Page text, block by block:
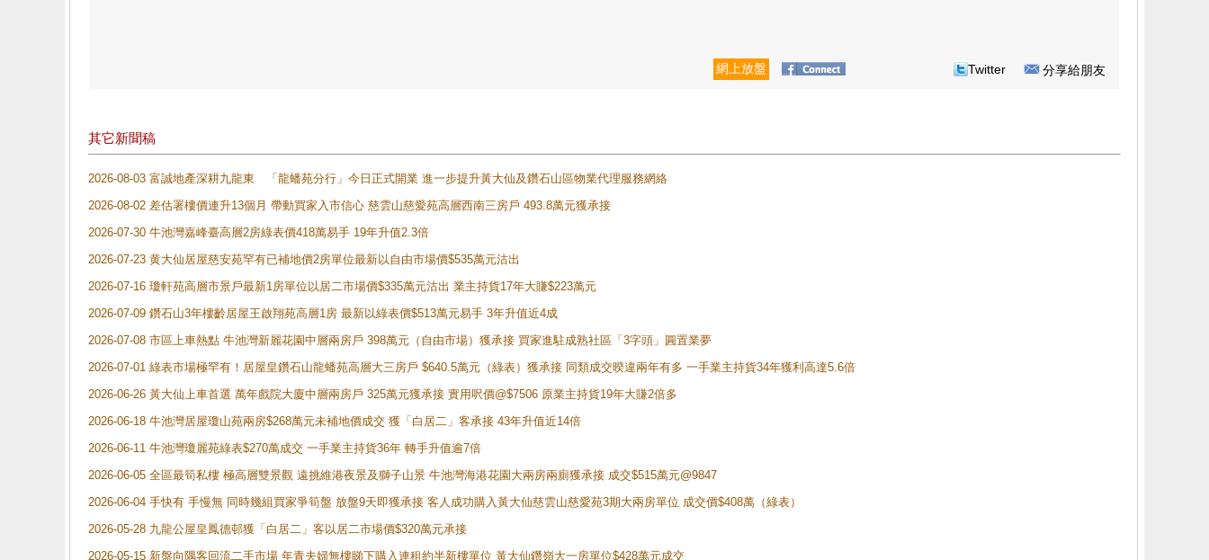
網上放盤 Twitter 分享給朋友
其它新聞稿
2026-08-03 富誠地產深耕九龍東 「龍蟠苑分行」今日正式開業 進一步提升黃大仙及鑽石山區物業代理服務網絡
2026-08-02 差估署樓價連升13個月 帶動買家入市信心 慈雲山慈愛苑高層西南三房戶 493.8萬元獲承接
2026-07-30 牛池灣嘉峰臺高層2房綠表價418萬易手 19年升值2.3倍
2026-07-23 黄大仙居屋慈安苑罕有已補地價2房單位最新以自由市場價$535萬元沽出
2026-07-16 瓊軒苑高層市景戶最新1房單位以居二市場價$335萬元沽出 業主持貨17年大賺$223萬元
2026-07-09 鑽石山3年樓齡居屋王啟翔苑高層1房 最新以綠表價$513萬元易手 3年升值近4成
2026-07-08 市區上車熱點 牛池灣新麗花園中層兩房戶 398萬元（自由市場）獲承接 買家進駐成熟社區「3字頭」圓置業夢
2026-07-01 綠表市場極罕有！居屋皇鑽石山龍蟠苑高層大三房戶 $640.5萬元（綠表）獲承接 同類成交暌違兩年有多 一手業主持貨34年獲利高達5.6倍
2026-06-26 黃大仙上車首選 萬年戲院大廈中層兩房戶 325萬元獲承接 實用呎價@$7506 原業主持貨19年大賺2倍多
2026-06-18 牛池灣居屋瓊山苑兩房$268萬元未補地價成交 獲「白居二」客承接 43年升值近14倍
2026-06-11 牛池灣瓊麗苑綠表$270萬成交 一手業主持貨36年 轉手升值逾7倍
2026-06-05 全區最筍私樓 極高層雙景觀 遠挑維港夜景及獅子山景 牛池灣海港花園大兩房兩廁獲承接 成交$515萬元@9847
2026-06-04 手快有 手慢無 同時幾組買家爭筍盤 放盤9天即獲承接 客人成功購入黃大仙慈雲山慈愛苑3期大兩房單位 成交價$408萬（綠表）
2026-05-28 九龍公屋皇鳳德邨獲「白居二」客以居二市場價$320萬元承接
2026-05-15 新盤向隅客回流二手市場 年青夫婦無樓睇下購入連租約半新樓單位 黃大仙鑽嶺大一房單位$428萬元成交